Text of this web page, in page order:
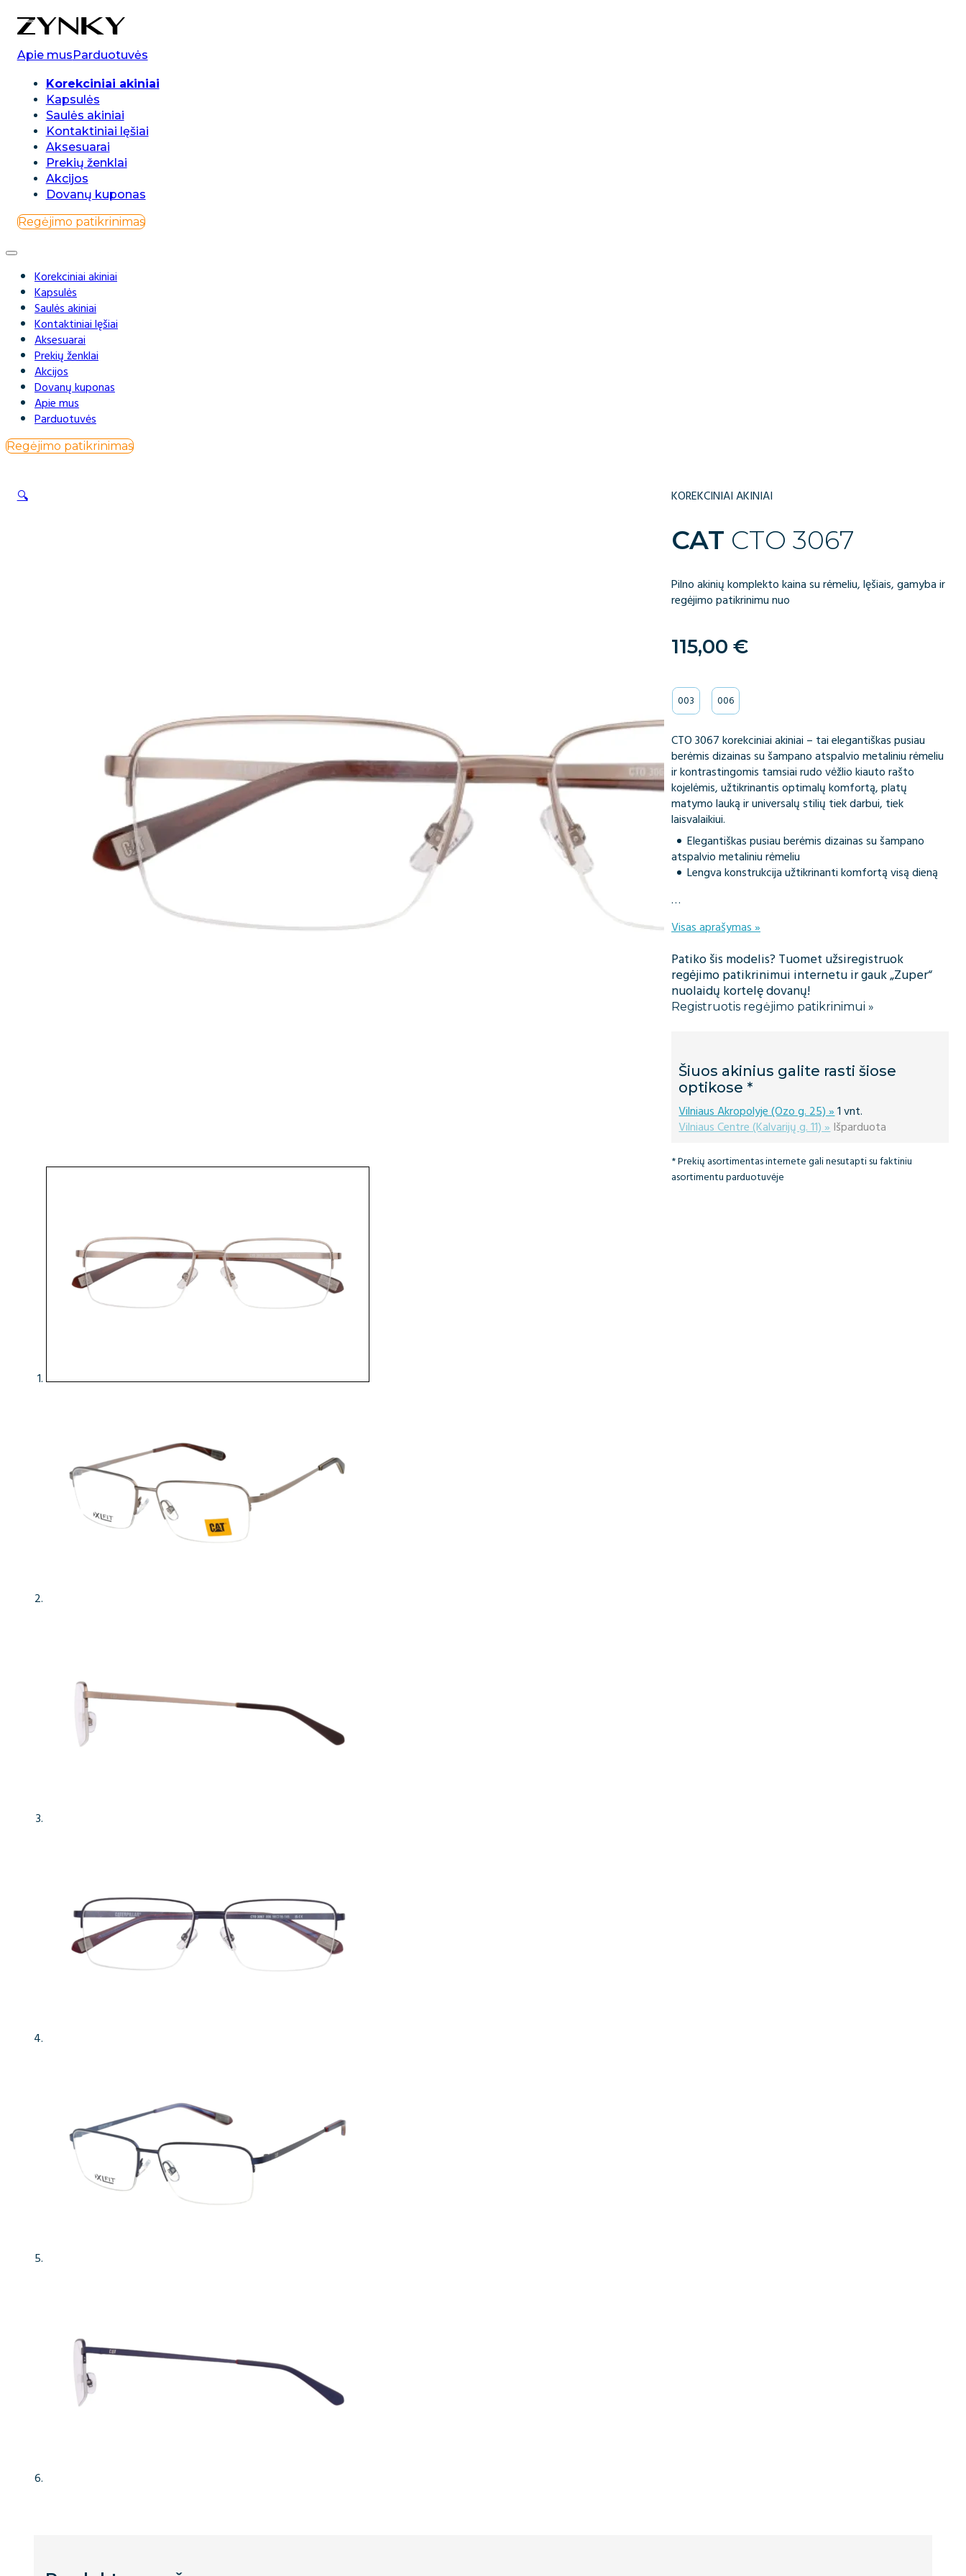
0
Apie mus Parduotuvės
Korekciniai akiniai
Kapsulės
Saulės akiniai
Kontaktiniai lęšiai
Aksesuarai
Prekių ženklai
Akcijos
Dovanų kuponas
Regėjimo patikrinimas
Korekciniai akiniai
Kapsulės
Saulės akiniai
Kontaktiniai lęšiai
Aksesuarai
Prekių ženklai
Akcijos
Dovanų kuponas
Apie mus
Parduotuvės
Regėjimo patikrinimas
🔍 KOREKCINIAI AKINIAI
CAT CTO 3067
Pilno akinių komplekto kaina su rėmeliu, lęšiais, gamyba ir
regėjimo patikrinimu nuo
115,00€
003 006
CTO 3067 korekciniai akiniai – tai elegantiškas pusiau
berėmis dizainas su šampano atspalvio metaliniu rėmeliu
ir kontrastingomis tamsiai rudo vėžlio kiauto rašto
kojelėmis, užtikrinantis optimalų komfortą, platų
matymo lauką ir universalų stilių tiek darbui, tiek
laisvalaikiui.
Elegantiškas pusiau berėmis dizainas su šampano
atspalvio metaliniu rėmeliu
Lengva konstrukcija užtikrinanti komfortą visą dieną
…
Visas aprašymas »
Patiko šis modelis? Tuomet užsiregistruok
regėjimo patikrinimui internetu ir gauk „Zuper“
nuolaidų kortelę dovanų!
Registruotis regėjimo patikrinimui »
Šiuos akinius galite rasti šiose
optikose *
Vilniaus Akropolyje (Ozo g. 25) »1 vnt.
Vilniaus Centre (Kalvarijų g. 11) »Išparduota
* Prekių asortimentas internete gali nesutapti su faktiniu
asortimentu parduotuvėje